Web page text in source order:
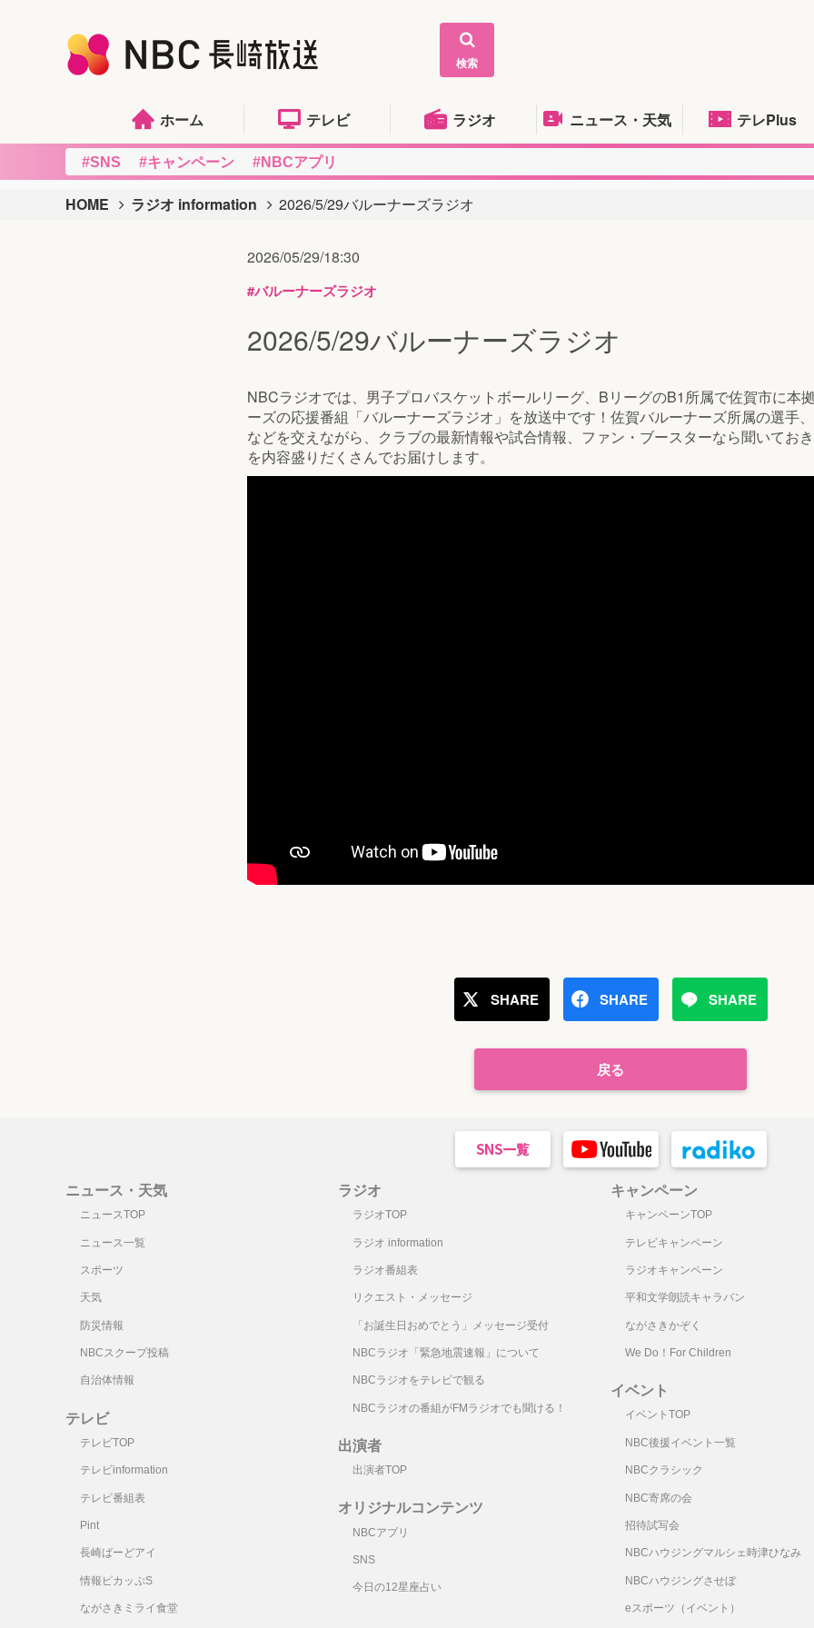
検索
ホーム テレビ ラジオ ニュース・天気 テレPlus
#SNS #キャンペーン #NBCアプリ
HOME ラジオ information 2026/5/29バルーナーズラジオ
2026/05/29/18:30
#バルーナーズラジオ
2026/5/29バルーナーズラジオ
NBCラジオでは、男子プロバスケットボールリーグ、BリーグのB1所属で佐賀市に本
ーズの応援番組「バルーナーズラジオ」を放送中です！佐賀バルーナーズ所属の選手
などを交えながら、クラブの最新情報や試合情報、ファン・ブースターなら聞いてお
を内容盛りだくさんでお届けします。
SHARE SHARE SHARE
戻る
ニュース・天気
ニュースTOP
ニュース一覧
スポーツ
天気
防災情報
NBCスクープ投稿
自治体情報
テレビ
テレビTOP
テレビinformation
テレビ番組表
Pint
長崎ばーどアイ
情報ピカッぷS
ながさきミライ食堂
ラジオ
ラジオTOP
ラジオ information
ラジオ番組表
リクエスト・メッセージ
「お誕生日おめでとう」メッセージ受付
NBCラジオ「緊急地震速報」について
NBCラジオをテレビで観る
NBCラジオの番組がFMラジオでも聞ける！
出演者
出演者TOP
オリジナルコンテンツ
NBCアプリ
SNS
今日の12星座占い
キャンペーン
キャンペーンTOP
テレビキャンペーン
ラジオキャンペーン
平和文学朗読キャラバン
ながさきかぞく
We Do！For Children
イベント
イベントTOP
NBC後援イベント一覧
NBCクラシック
NBC寄席の会
招待試写会
NBCハウジングマルシェ時津ひなみ
NBCハウジングさせぼ
eスポーツ（イベント）